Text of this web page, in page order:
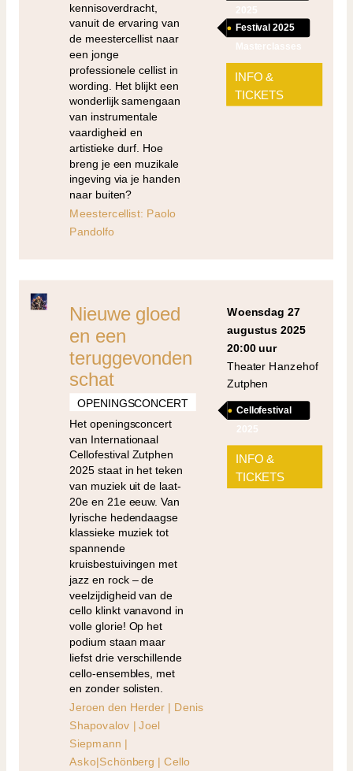
kennisoverdracht,
vanuit de ervaring van
de meestercellist naar
een jonge
professionele cellist in
wording. Het blijkt een
wonderlijk samengaan
van instrumentale
vaardigheid en
artistieke durf. Hoe
breng je een muzikale
ingeving via je handen
naar buiten?
Meestercellist: Paolo
Pandolfo
2025
Festival 2025
Masterclasses
INFO &
TICKETS
Nieuwe gloed
en een
teruggevonden
schat
OPENINGSCONCERT
Het openingsconcert
van Internationaal
Cellofestival Zutphen
2025 staat in het teken
van muziek uit de laat-
20e en 21e eeuw. Van
lyrische hedendaagse
klassieke muziek tot
spannende
kruisbestuivingen met
jazz en rock – de
veelzijdigheid van de
cello klinkt vanavond in
volle glorie! Op het
podium staan maar
liefst drie verschillende
cello-ensembles, met
en zonder solisten.
Jeroen den Herder | Denis
Shapovalov | Joel
Siepmann |
Asko|Schönberg | Cello
woensdag 27
augustus 2025
20:00 uur
Theater Hanzehof
Zutphen
Cellofestival
2025
INFO &
TICKETS